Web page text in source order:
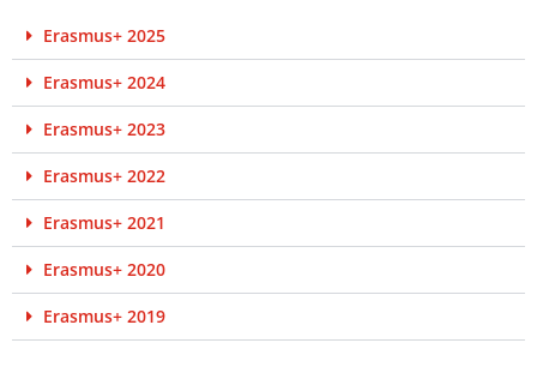
Erasmus+ 2025
Erasmus+ 2024
Erasmus+ 2023
Erasmus+ 2022
Erasmus+ 2021
Erasmus+ 2020
Erasmus+ 2019